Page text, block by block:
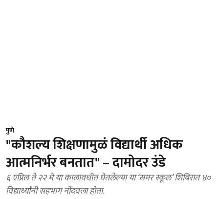
पुणे
"कौशल्य शिक्षणामुळं विद्यार्थी अधिक
आत्मनिर्भर बनतात" – दामोदर उंडे
६ एप्रिल ते २२ मे या कालावधीत घेतलेल्या या ‘समर स्कूल’ शिबिरात ४०
विद्यार्थ्यांनी सहभाग नोंदवला होता.